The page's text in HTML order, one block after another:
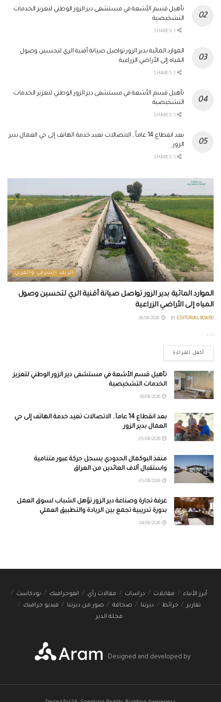
تأهيل قسم الأشعة في مستشفى دير الزور الوطني لتعزيز الخدمات
التشخيصية
الموارد المائية بدير الزور تواصل صيانة أقنية الري لتحسين وصول
المياه إلى الأراضي الزراعية
تأهيل قسم الأشعة في مستشفى دير الزور الوطني لتعزيز الخدمات
التشخيصية
بعد انقطاع 14 عاماً.. الاتصالات تعيد خدمة الهاتف إلى حي العمال بدير
الزور
الريف الشرقي والغربي
الموارد المائية بدير الزور تواصل صيانة أقنية الري لتحسين وصول
المياه إلى الأراضي الزراعية
BY EDITORIAL BOARD
...
أكمل القراءة
تأهيل قسم الأشعة في مستشفى دير الزور الوطني لتعزيز
الخدمات التشخيصية
بعد انقطاع 14 عاماً.. الاتصالات تعيد خدمة الهاتف إلى حي
العمال بدير الزور
منفذ البوكمال الحدودي يسجل حركة عبور متنامية
واستقبال آلاف العائدين من العراق
غرفة تجارة وصناعة دير الزور تؤهل الشباب لسوق العمل
بدورة تدريبية تجمع بين الريادة والتطبيق العملي
أبرز الأنباء مقابلات دراسات مقالات رأي انفوجرافيك
بودكاست
تقارير
خرائط ديرتنا صحافة صور من ديرتنا
فيديو جرافيك
مجلة الدير
Designed and developed by